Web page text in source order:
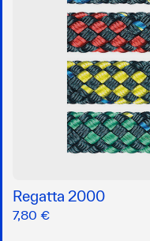
Regatta 2000
7,80 €